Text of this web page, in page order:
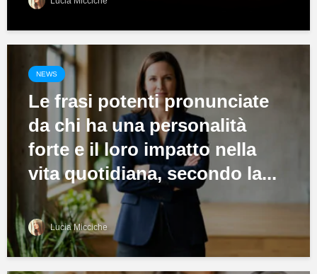
NEWS
Le frasi potenti pronunciate
da chi ha una personalità
forte e il loro impatto nella
vita quotidiana, secondo la...
Lucia Micciche